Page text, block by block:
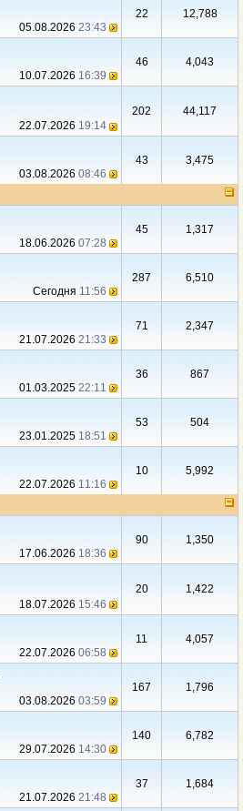
05.08.2026 23:43
22 12,788
10.07.2026 16:39
46 4,043
22.07.2026 19:14
202 44,117
03.08.2026 08:46
43 3,475
18.06.2026 07:28
45 1,317
Сегодня 11:56
287 6,510
21.07.2026 21:33
71 2,347
01.03.2025 22:11
36 867
23.01.2025 18:51
53 504
22.07.2026 11:16
10 5,992
17.06.2026 18:36
90 1,350
18.07.2026 15:46
20 1,422
22.07.2026 06:58
11 4,057
03.08.2026 03:59
167 1,796
29.07.2026 14:30
140 6,782
21.07.2026 21:48
37 1,684